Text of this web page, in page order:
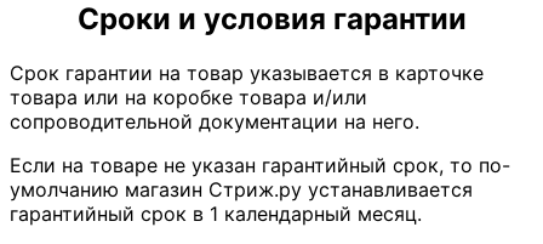
Сроки и условия гарантии
Срок гарантии на товар указывается в карточке
товара или на коробке товара и/или
сопроводительной документации на него.
Если на товаре не указан гарантийный срок, то по-
умолчанию магазин Стриж.ру устанавливается
гарантийный срок в 1 календарный месяц.